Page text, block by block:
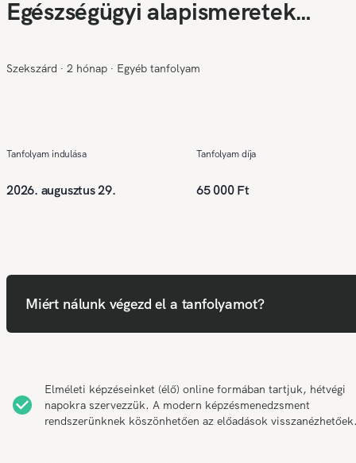
Egészségügyi alapismeretek
Szekszárd ∙ 2 hónap ∙ Egyéb tanfolyam
Tanfolyam indulása
2026. augusztus 29.
Tanfolyam díja
65 000 Ft
Miért nálunk végezd el a tanfolyamot?
Elméleti képzéseinket (élő) online formában tartjuk, hétvégi
napokra szervezzük. A modern képzésmenedzsment
rendszerünknek köszönhetően az előadások